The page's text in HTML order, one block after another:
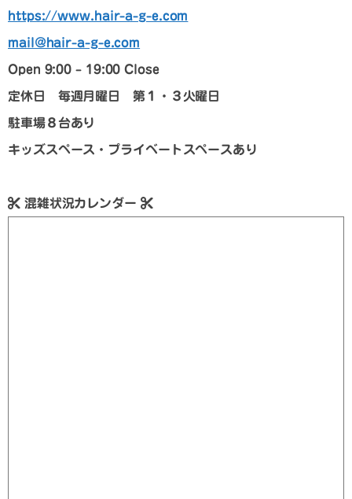
https://www.hair-a-g-e.com
mail@hair-a-g-e.com
Open 9:00 – 19:00 Close
定休日 毎週月曜日 第１・３火曜日
駐車場８台あり
キッズスペース・プライベートスペースあり
混雑状況カレンダー